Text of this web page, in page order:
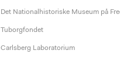
Det Nationalhistoriske Museum på
Tuborgfondet
Carlsberg Laboratorium